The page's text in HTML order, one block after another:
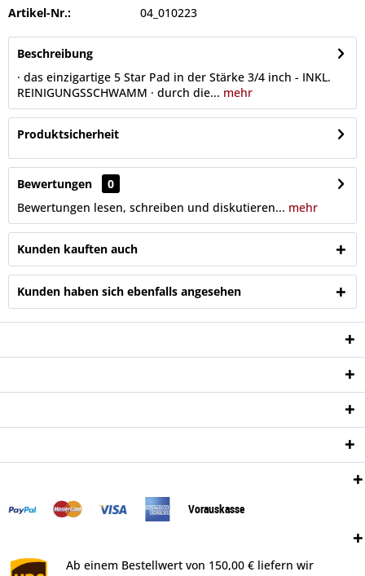
Artikel-Nr.: 04_010223
Beschreibung
· das einzigartige 5 Star Pad in der Stärke 3/4 inch - INKL.
REINIGUNGSSCHWAMM · durch die... mehr
Produktsicherheit
Bewertungen
0
Bewertungen lesen, schreiben und diskutieren... mehr
Kunden kauften auch
Kunden haben sich ebenfalls angesehen
Vorauskasse
Ab einem Bestellwert von 150,00 € liefern wir